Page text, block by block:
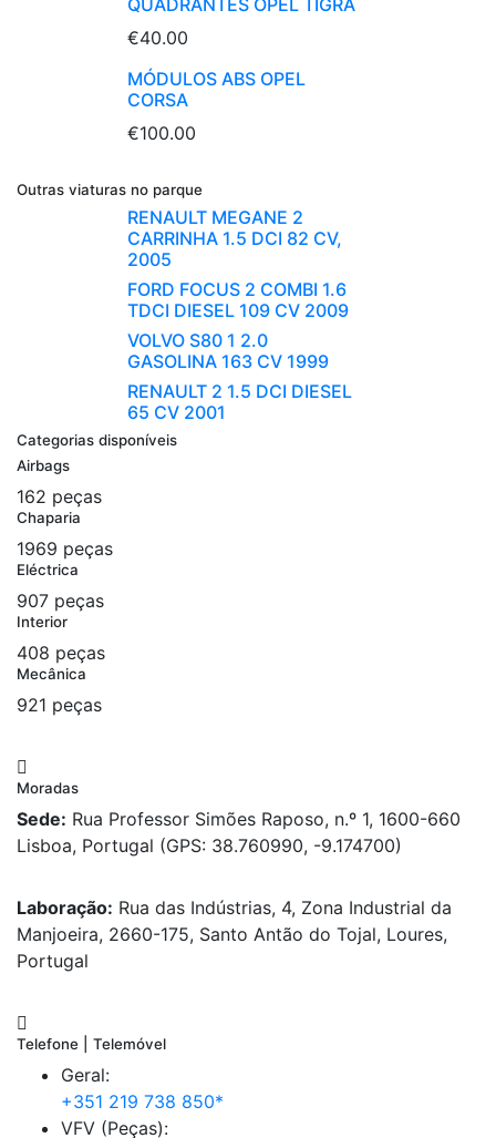
QUADRANTES OPEL TIGRA
€40.00
MÓDULOS ABS OPEL
CORSA
€100.00
Outras viaturas no parque
RENAULT MEGANE 2
CARRINHA 1.5 DCI 82 CV,
2005
FORD FOCUS 2 COMBI 1.6
TDCI DIESEL 109 CV 2009
VOLVO S80 1 2.0
GASOLINA 163 CV 1999
RENAULT 2 1.5 DCI DIESEL
65 CV 2001
Categorias disponíveis
Airbags
162 peças
Chaparia
1969 peças
Eléctrica
907 peças
Interior
408 peças
Mecânica
921 peças
Moradas
Sede: Rua Professor Simões Raposo, n.º 1, 1600-660
Lisboa, Portugal (GPS: 38.760990, -9.174700)
Laboração: Rua das Indústrias, 4, Zona Industrial da
Manjoeira, 2660-175, Santo Antão do Tojal, Loures,
Portugal
Telefone | Telemóvel
Geral:
+351 219 738 850*
VFV (Peças):